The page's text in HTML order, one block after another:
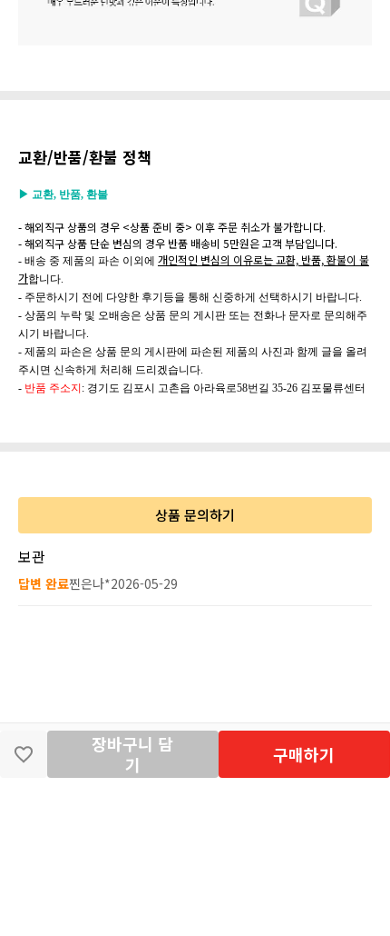
교환/반품/환불 정책
▶ 교환, 반품, 환불
-해외직구 상품의 경우 <상품 준비 중> 이후 주문 취소가 불가합니다.
-해외직구 상품 단순 변심의 경우 반품 배송비 5만원은 고객 부담입니다.
- 배송 중 제품의 파손 이외에 개인적인 변심의 이유로는 교환, 반품, 환불이 불
가합니다.
- 주문하시기 전에 다양한 후기등을 통해 신중하게 선택하시기 바랍니다.
- 상품의 누락 및 오배송은 상품 문의 게시판 또는 전화나 문자로 문의해주
시기 바랍니다.
​- 제품의 파손은 상품 문의 게시판에 파손된 제품의 사진과 함께 글을 올려
주시면 신속하게 처리해 드리겠습니다.
- 반품 주소지: 경기도 김포시 고촌읍 아라육로58번길 35-26 김포물류센터
상품 문의하기
보관
답변 완료찐은나*2026-05-29
장바구니 담
기
구매하기
딴지마켓이용약관개인정보처리방침
공지사항